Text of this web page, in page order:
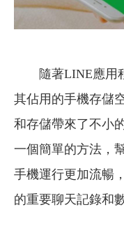
隨著LINE應用程
其佔用的手機存儲
和存儲帶來了不小
一個簡單的方法，
手機運行更加流暢
的重要聊天記錄和數